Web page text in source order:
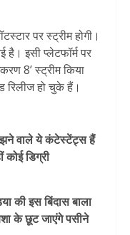
पर स्ट्रीम होगी।
इसी प्लेटफॉर्म पर
8’ स्ट्रीम किया
रिलीज हो चुके हैं।
वाले ये कंटेस्टेंट्स हैं
डिग्री
की इस बिंदास बाला
के छूट जाएंगे पसीने